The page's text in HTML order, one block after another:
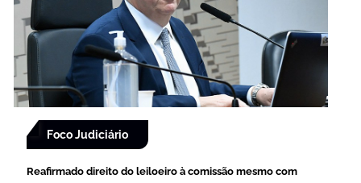
Foco Judiciário
Reafirmado direito do leiloeiro à comissão mesmo com